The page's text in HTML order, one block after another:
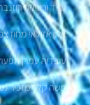
עו”ד ורוניקה
אלון אזולאי מחוז
עובדיה עמרן
משה קלר מזכיר